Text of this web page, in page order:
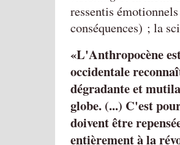
ressentis
conséquences) ; la
L'Anthropocène
occidentale
dégradante et
globe. (...) C'est
doivent être
entièrement à la